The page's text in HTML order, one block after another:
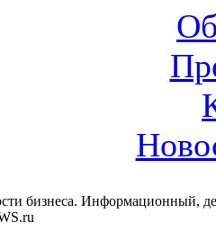
бизнеса. Информационный,